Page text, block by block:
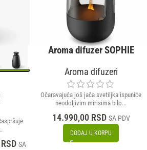
RSD SA
Aroma difuzer SOPHIE
Aroma difuzeri
Očaravajuća još jača svetiljka ispuniće
neodoljivim mirisima bilo...
14.990,00 RSD SA PDV
DODAJ U KORPU